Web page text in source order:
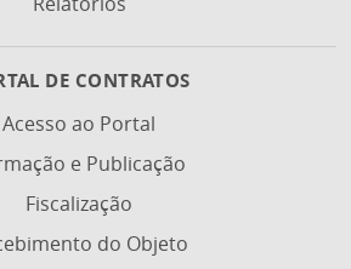
DE CONTRATOS
Acesso ao Portal
e Publicação
Fiscalização
do Objeto